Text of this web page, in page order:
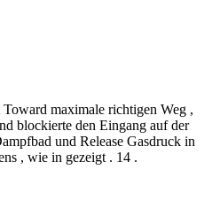
maximale richtigen Weg ,
blockierte den Eingang auf der
und Release Gasdruck in
, wie in gezeigt . 14 .